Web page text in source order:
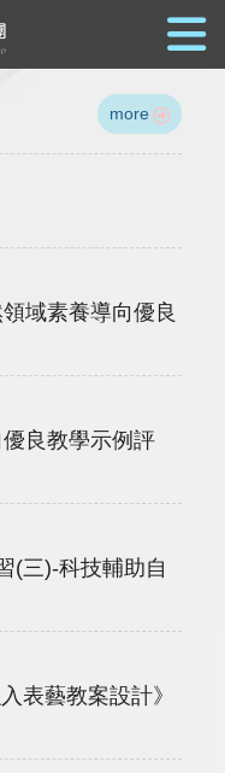
more
域素養導向優良
良教學示例評
(三)-科技輔助自
表藝教案設計》